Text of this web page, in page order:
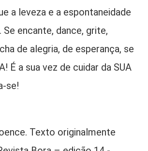
a leveza e a espontaneidade
encante, dance, grite,
de alegria, de esperança, se
É a sua vez de cuidar da SUA
se!
Texto originalmente